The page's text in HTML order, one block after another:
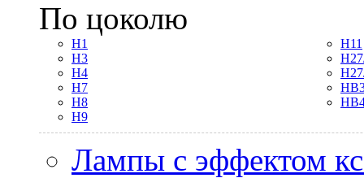
По цоколю
H1
H3
H4
H7
H8
H9
H11
Лампы с эффектом